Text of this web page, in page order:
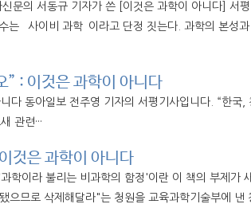
문의 서동규 기자가 쓴 [이것은 과학이 아니다] 서
는 `사이비 과학`이라고 단정 짓는다. 과학의 본성
: 이것은 과학이 아니다
동아일보 전주영 기자의 서평기사입니다. “한국,
관련···
것은 과학이 아니다
학이라 불리는 비과학의 함정'이란 이 책의 부제가
므로 삭제해달라"는 청원을 교육과학기술부에 낸 창